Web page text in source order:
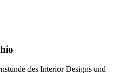
des Interior Designs und